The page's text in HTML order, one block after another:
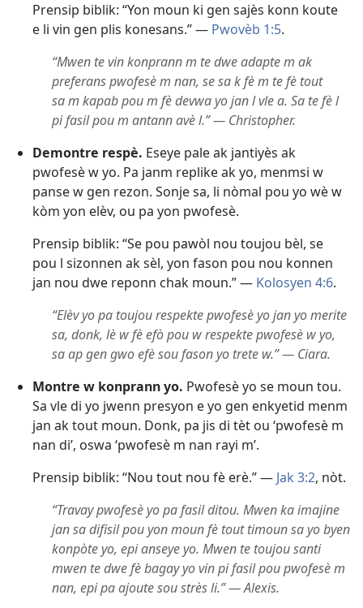
Prensip biblik: “Yon moun ki gen sajès konn koute
e li vin gen plis konesans.” — Pwovèb 1:5.
“Mwen te vin konprann m te dwe adapte m ak
preferans pwofesè m nan, se sa k fè m te fè tout
sa m kapab pou m fè devwa yo jan l vle a. Sa te fè l
pi fasil pou m antann avè l.” — Christopher.
Demontre respè. Eseye pale ak jantiyès ak
pwofesè w yo. Pa janm replike ak yo, menmsi w
panse w gen rezon. Sonje sa, li nòmal pou yo wè w
kòm yon elèv, ou pa yon pwofesè.
Prensip biblik: “Se pou pawòl nou toujou bèl, se
pou l sizonnen ak sèl, yon fason pou nou konnen
jan nou dwe reponn chak moun.” — Kolosyen 4:6.
“Elèv yo pa toujou respekte pwofesè yo jan yo merite
sa, donk, lè w fè efò pou w respekte pwofesè w yo,
sa ap gen gwo efè sou fason yo trete w.” — Ciara.
Montre w konprann yo. Pwofesè yo se moun tou.
Sa vle di yo jwenn presyon e yo gen enkyetid menm
jan ak tout moun. Donk, pa jis di tèt ou ‘pwofesè m
nan di’, oswa ‘pwofesè m nan rayi m’.
Prensip biblik: “Nou tout nou fè erè.” — Jak 3:2, nòt.
“Travay pwofesè yo pa fasil ditou. Mwen ka imajine
jan sa difisil pou yon moun fè tout timoun sa yo byen
konpòte yo, epi anseye yo. Mwen te toujou santi
mwen te dwe fè bagay yo vin pi fasil pou pwofesè m
nan, epi pa ajoute sou strès li.” — Alexis.